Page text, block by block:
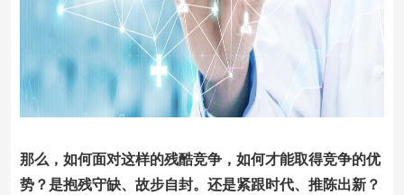
那么，如何面对这样的残酷竞争，如何才能取得竞争的优
势？是抱残守缺、故步自封。还是紧跟时代、推陈出新？